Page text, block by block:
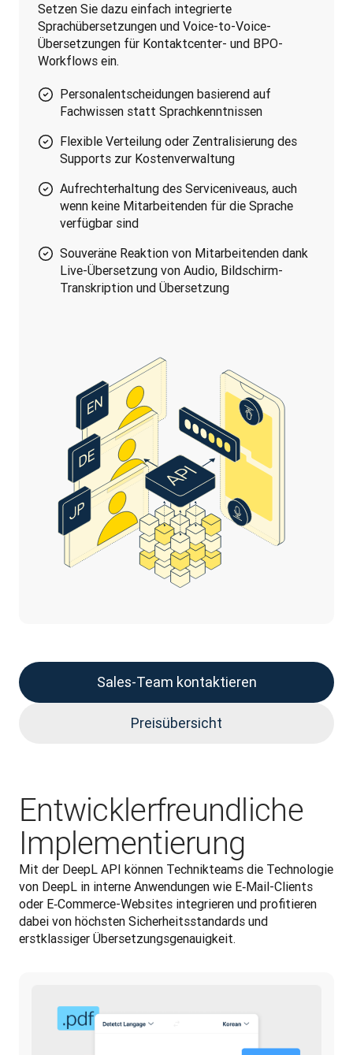
Setzen Sie dazu einfach integrierte
Sprachübersetzungen und Voice-to-Voice-
Übersetzungen für Kontaktcenter- und BPO-
Workflows ein.
Personalentscheidungen basierend auf
Fachwissen statt Sprachkenntnissen
Flexible Verteilung oder Zentralisierung des
Supports zur Kostenverwaltung
Aufrechterhaltung des Serviceniveaus, auch
wenn keine Mitarbeitenden für die Sprache
verfügbar sind
Souveräne Reaktion von Mitarbeitenden dank
Live-Übersetzung von Audio, Bildschirm-
Transkription und Übersetzung
Sales-Team kontaktieren
Preisübersicht
Entwicklerfreundliche
Implementierung
Mit der DeepL API können Technikteams die Technologie
von DeepL in interne Anwendungen wie E‑Mail-Clients
oder E‑Commerce-Websites integrieren und profitieren
dabei von höchsten Sicherheitsstandards und
erstklassiger Übersetzungsgenauigkeit.